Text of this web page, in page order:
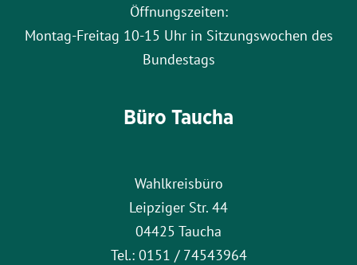
Öffnungszeiten:
Montag-Freitag 10-15 Uhr in Sitzungswochen des
Bundestags
Büro Taucha
Wahlkreisbüro
Leipziger Str. 44
04425 Taucha
Tel.: 0151 / 74543964